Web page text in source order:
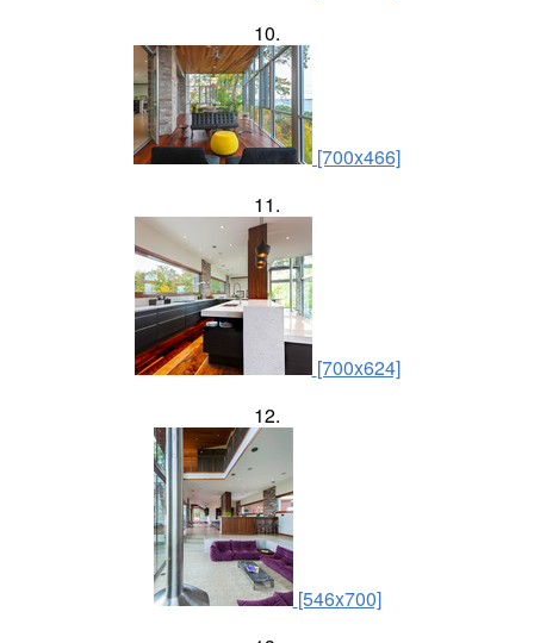
10.
[700x466]
11.
[700x624]
12.
[546x700]